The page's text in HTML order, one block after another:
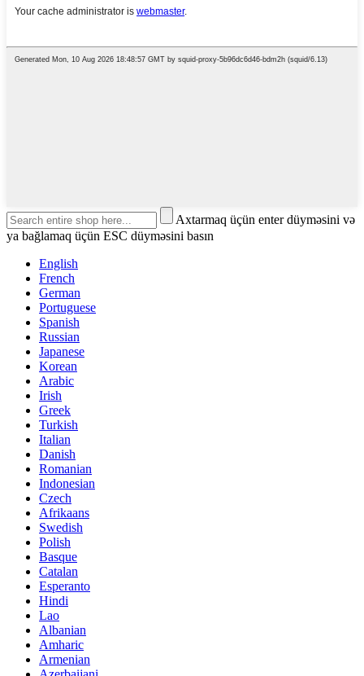
Axtarmaq üçün enter düyməsini və
ya bağlamaq üçün ESC düyməsini basın
English
French
German
Portuguese
Spanish
Russian
Japanese
Korean
Arabic
Irish
Greek
Turkish
Italian
Danish
Romanian
Indonesian
Czech
Afrikaans
Swedish
Polish
Basque
Catalan
Esperanto
Hindi
Lao
Albanian
Amharic
Armenian